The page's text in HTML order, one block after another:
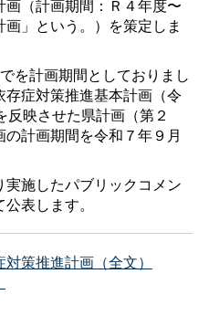
（計画期間：Ｒ４年度〜
」という。）を策定しま
を計画期間としておりまし
症対策推進基本計画（令
映させた県計画（第２
計画期間を令和７年９月
施したパブリックコメン
表します。
策推進計画（全文）